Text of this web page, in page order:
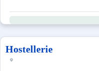
Hostellerie